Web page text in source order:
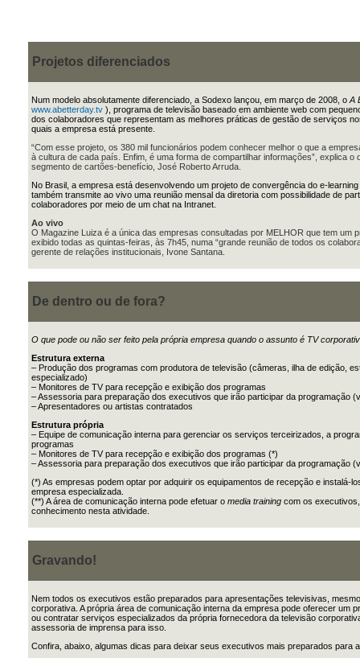
Projetos diferenciados
Num modelo absolutamente diferenciado, a Sodexo lançou, em março de 2008, o A
www.abetterday.tv ), programa de televisão baseado em ambiente web com
dos colaboradores que representam as melhores práticas de gestão de serviços
quais a empresa está presente.
“Com esse projeto, os 380 mil funcionários podem conhecer melhor o que a
à cultura de cada país. Enfim, é uma forma de compartilhar informações”, explica o
segmento de cartões-benefício, José Roberto Arruda.
No Brasil, a empresa está desenvolvendo um projeto de convergência do e-
também transmite ao vivo uma reunião mensal da diretoria com possibilidade de
colaboradores por meio de um chat na Intranet.
Ao vivo
O Magazine Luiza é a única das empresas consultadas por MELHOR que tem um
exibido todas as quintas-feiras, às 7h45, numa “grande reunião de todos os
gerente de relações institucionais, Ivone Santana.
De dentro ou de fora?
O que pode ou não ser feito pela própria empresa quando o assunto é TV
Estrutura externa
– Produção dos programas com produtora de televisão (câmeras, ilha de edição,
especializado)
– Monitores de TV para recepção e exibição dos programas
– Assessoria para preparação dos executivos que irão participar da programação
– Apresentadores ou artistas contratados
Estrutura própria
– Equipe de comunicação interna para gerenciar os serviços terceirizados, a
programas
– Monitores de TV para recepção e exibição dos programas (*)
– Assessoria para preparação dos executivos que irão participar da programação
(*) As empresas podem optar por adquirir os equipamentos de recepção e instalá-
empresa especializada.
(**) A área de comunicação interna pode efetuar o media training com os
conhecimento nesta atividade.
Gravando!
Nem todos os executivos estão preparados para apresentações televisivas,
corporativa. A própria área de comunicação interna da empresa pode oferecer um
ou contratar serviços especializados da própria fornecedora da televisão
assessoria de imprensa para isso.
Confira, abaixo, algumas dicas para deixar seus executivos mais preparados para